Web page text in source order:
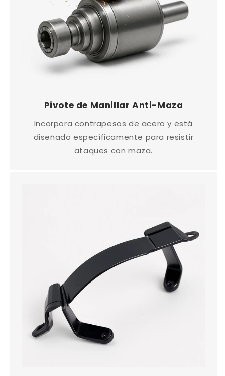
Pivote de Manillar Anti-Maza
Incorpora contrapesos de acero y está
diseñado específicamente para resistir
ataques con maza.